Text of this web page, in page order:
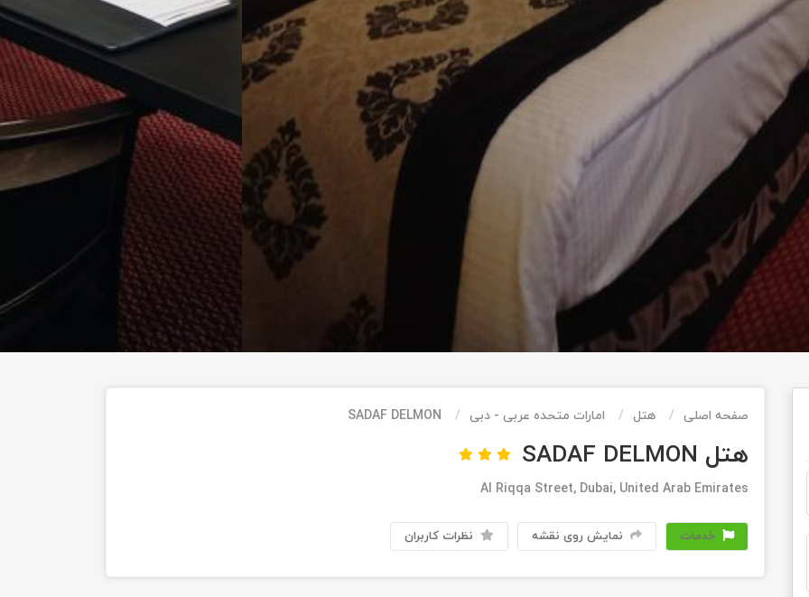
صفحه اصلی هتل امارات متحده عربی - دبی SADAF DELMON
هتل SADAF DELMON
Al Riqqa Street, Dubai, United Arab Emirates
خدمات نمایش روی نقشه نظرات کاربران